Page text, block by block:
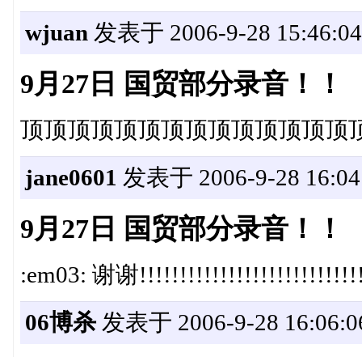
wjuan 发表于 2006-9-28 15:46:04
9月27日 国贸部分录音！！
顶顶顶顶顶顶顶顶顶顶顶顶顶顶
jane0601 发表于 2006-9-28
9月27日 国贸部分录音！！
:em03: 谢谢
06博杀发表于 2006-9-28